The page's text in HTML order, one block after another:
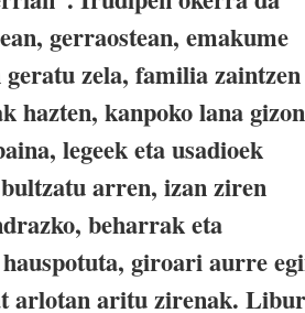
gerraostean, emakume
geratu zela, familia zaintzen
hazten, kanpoko lana
legeek eta usadioek
arren, izan ziren
beharrak eta
giroari aurre
arlotan aritu zirenak.